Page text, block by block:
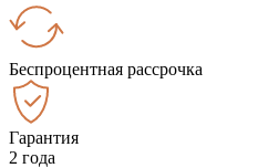
Беспроцентная рассрочка
Гарантия
2 года